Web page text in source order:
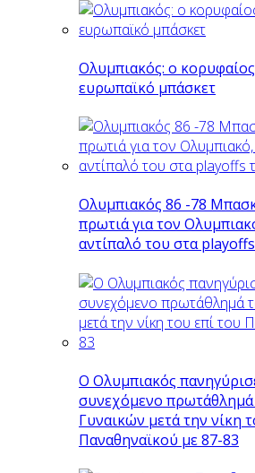
Ολυμπιακός: ο
ευρωπαϊκό μπάσκετ
Ολυμπιακός 86 -78
πρωτιά για τον
αντίπαλό του στα
Ο Ολυμπιακός
συνεχόμενο πρωτάθλημά
Γυναικών μετά την νίκη
Παναθηναϊκού με 87-83